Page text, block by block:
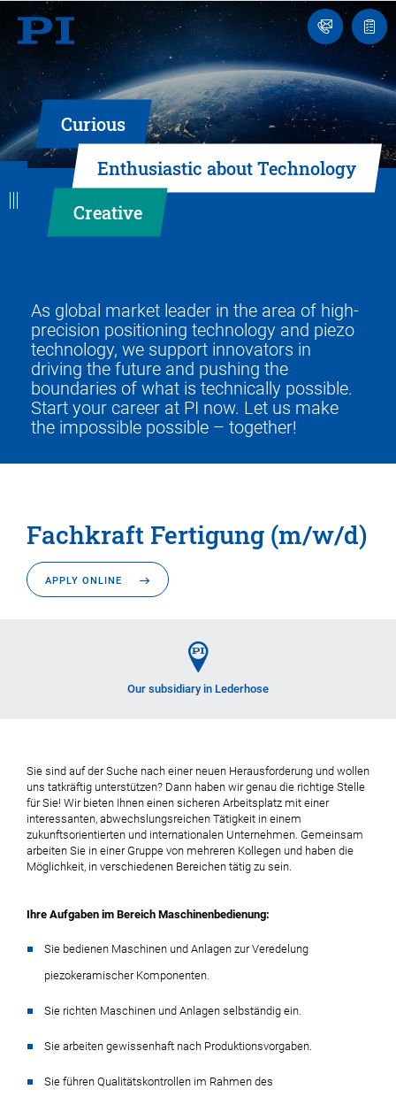
Ask
an
Engineer
list
Enthusiastic about Technology
Curious
Creative
As global market leader in the area of high-
precision positioning technology and piezo
technology, we support innovators in
driving the future and pushing the
boundaries of what is technically possible.
Start your career at PI now. Let us make
the impossible possible – together!
Fachkraft Fertigung (m/w/d)
APPLY ONLINE
Our subsidiary in Lederhose
Sie sind auf der Suche nach einer neuen Herausforderung und wollen
uns tatkräftig unterstützen? Dann haben wir genau die richtige Stelle
für Sie! Wir bieten Ihnen einen sicheren Arbeitsplatz mit einer
interessanten, abwechslungsreichen Tätigkeit in einem
zukunftsorientierten und internationalen Unternehmen. Gemeinsam
arbeiten Sie in einer Gruppe von mehreren Kollegen und haben die
Möglichkeit, in verschiedenen Bereichen tätig zu sein.
Ihre Aufgaben im Bereich Maschinenbedienung:
Sie bedienen Maschinen und Anlagen zur Veredelung
piezokeramischer Komponenten.
Sie richten Maschinen und Anlagen selbständig ein.
Sie arbeiten gewissenhaft nach Produktionsvorgaben.
Sie führen Qualitätskontrollen im Rahmen des
B
a
c
B
a
c
B
a
c
B
a
c
B
a
c